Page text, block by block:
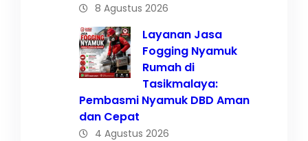
8 Agustus 2026
Layanan Jasa
Fogging Nyamuk
Rumah di
Tasikmalaya:
Pembasmi Nyamuk DBD Aman
dan Cepat
4 Agustus 2026